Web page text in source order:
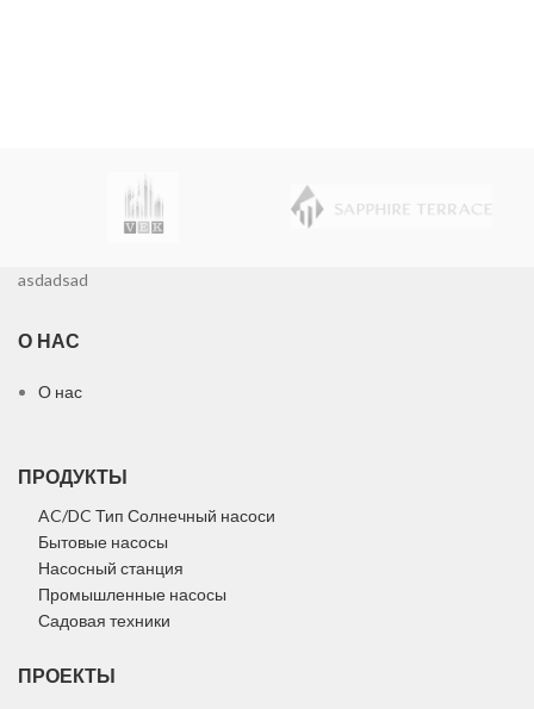
asdadsad
О НАС
О нас
ПРОДУКТЫ
AC/DC Тип Солнечный насоси
Бытовые насосы
Насосный станция
Промышленные насосы
Садовая техники
ПРОЕКТЫ